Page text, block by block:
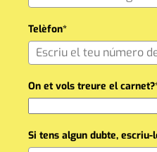
Telèfon*
On et vols treure el
Si tens algun dubte, escriu-